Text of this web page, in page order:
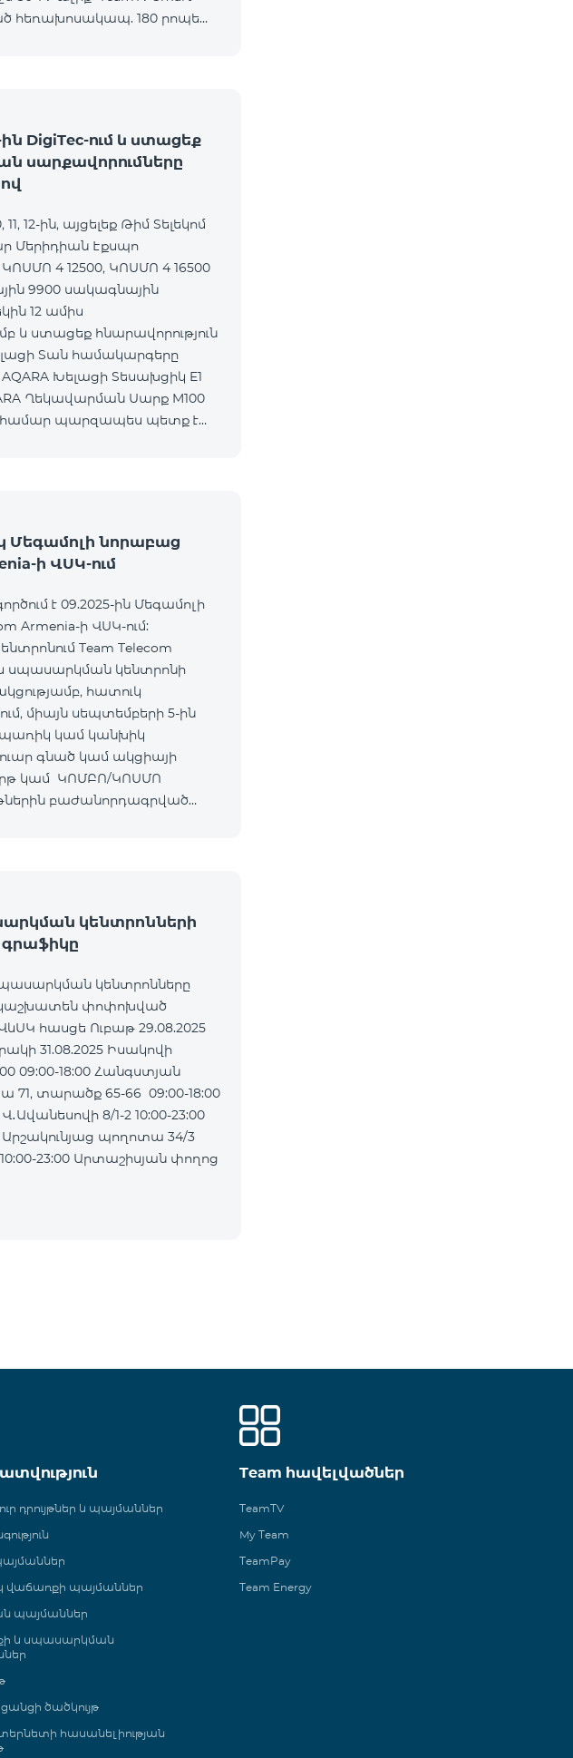
հեռախոսակապ. 180 րոպե
DigiTec-ում և ստացեք
սարքավորումները
12-ին, այցելեք Թիմ Տելեկոմ
Մերիդիան Էքսպո
4 12500, ԿՈՍՄՈ 4 16500
9900 սակագնային
12 ամիս
և ստացեք հնարավորություն
Տան համակարգերը
Ղեկավարման Սարք M100
Մեգամոլի նորաբաց
ի ՎՍԿ-ում
է 09.2025-ին Մեգամոլի
Armenia-ի ՎՍԿ-ում:
Team Telecom
սպասարկման կենտրոնի
հատուկ
միայն սեպտեմբերի 5-ին
կամ կանխիկ
գնած կամ ակցիայի
կամ ԿՈՄԲՈ/ԿՈՍՄՈ
բաժանորդագրված
կենտրոնների
կենտրոնները
կաշխատեն փոփոխված
Իսակովի
09:00-18:00 Հանգստյան
տարածք 65-66 09:00-18:00
փողոց
դրույթներ և պայմաններ
վաճառքի պայմաններ
պայմաններ
և սպասարկման
ցանցի ծածկույթ
հասանելիության
Team հավելվածներ
TeamTV
My Team
TeamPay
Team Energy